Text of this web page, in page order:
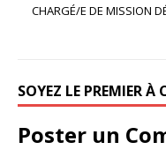
CHARGÉ/E DE MISSION
SOYEZ LE PREMIER À
Poster un